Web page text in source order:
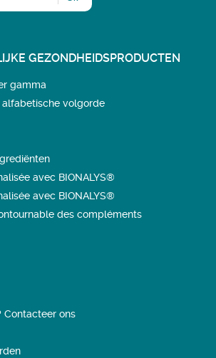
GEZONDHEIDSPRODUCTEN
gamma
alfabetische volgorde
avec BIONALYS®
avec BIONALYS®
des compléments
Contacteer ons